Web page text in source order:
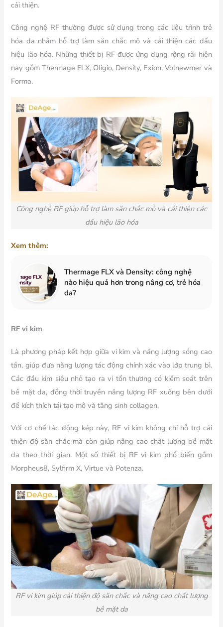
cải thiện.
Công nghệ RF thường được sử dụng trong các liệu trình trẻ
hóa da nhằm hỗ trợ làm săn chắc mô và cải thiện các dấu
hiệu lão hóa. Những thiết bị RF được ứng dụng rộng rãi hiện
nay gồm Thermage FLX, Oligio, Density, Exion, Volnewmer và
Forma.
Công nghệ RF giúp hỗ trợ làm săn chắc mô và cải thiện các
dấu hiệu lão hóa
Xem thêm:
Thermage FLX và Density: công nghệ
nào hiệu quả hơn trong nâng cơ, trẻ hóa
da?
RF vi kim
Là phương pháp kết hợp giữa vi kim và năng lượng sóng cao
tần, giúp đưa năng lượng tác động chính xác vào lớp trung bì.
Các đầu kim siêu nhỏ tạo ra vi tổn thương có kiểm soát trên
bề mặt da, đồng thời truyền năng lượng RF xuống bên dưới
để kích thích tái tạo mô và tăng sinh collagen.
Với cơ chế tác động kép này, RF vi kim không chỉ hỗ trợ cải
thiện độ săn chắc mà còn giúp nâng cao chất lượng bề mặt
da theo thời gian. Một số thiết bị RF vi kim phổ biến gồm
Morpheus8, Sylfirm X, Virtue và Potenza.
RF vi kim giúp cải thiện độ săn chắc và nâng cao chất lượng
bề mặt da